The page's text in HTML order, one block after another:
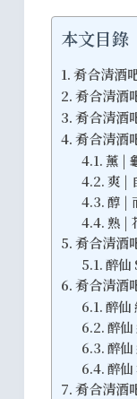
本文目錄
肴合清酒
肴合清酒
肴合清酒
肴合清酒
薰 |
爽 |
醇 |
熟 |
肴合清酒
醉仙
肴合清酒
醉仙
醉仙
醉仙
醉仙
肴合清酒